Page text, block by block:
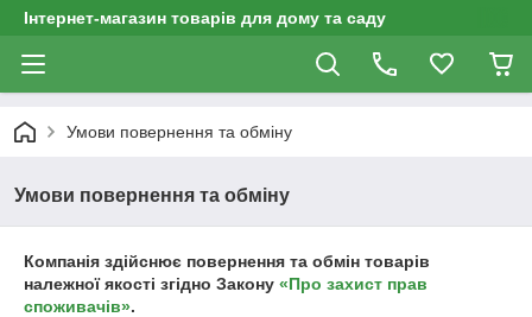
Інтернет-магазин товарів для дому та саду
Умови повернення та обміну
Умови повернення та обміну
Компанія здійснює повернення та обмін товарів
належної якості згідно Закону «Про захист прав
споживачів».